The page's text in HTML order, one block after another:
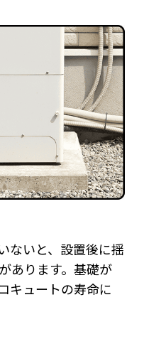
ないと、設置後に揺
あります。基礎が
キュートの寿命に